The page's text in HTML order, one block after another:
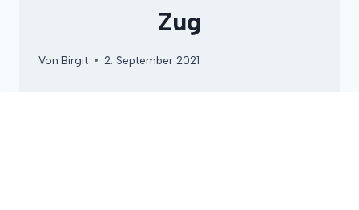
Zug
Von Birgit 2. September 2021